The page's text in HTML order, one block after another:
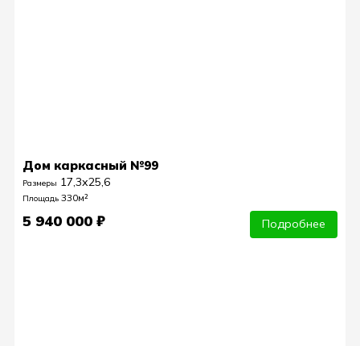
Дом каркасный №99
Размеры 17,3х25,6
Площадь 330м²
5 940 000 ₽ Подробнее